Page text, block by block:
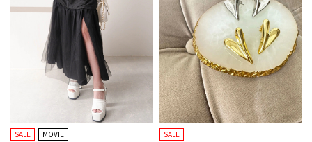
SALE MOVIE SALE